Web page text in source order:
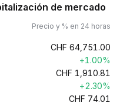
de mercado
Precio y % en 24 horas
CHF 64,751.00
+1.00%
CHF 1,910.81
+2.30%
CHF 74.01